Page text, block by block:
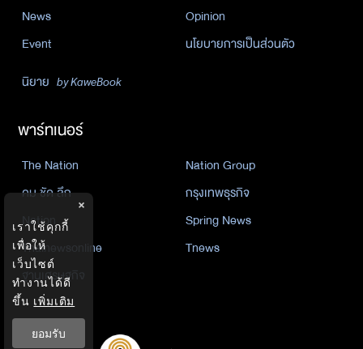
News
Opinion
Event
นโยบายการเป็นส่วนตัว
นิยาย by KaweBook
พาร์ทเนอร์
The Nation
Nation Group
คม ชัด ลึก
กรุงเทพธุรกิจ
Nation
Spring News
Thainewsonline
Tnews
ฐานเศรษฐกิจ
×
เราใช้คุกกี้
เพื่อให้
เว็บไซต์
ทำงานได้ดี
ขึ้น เพิ่มเติม
ยอมรับ